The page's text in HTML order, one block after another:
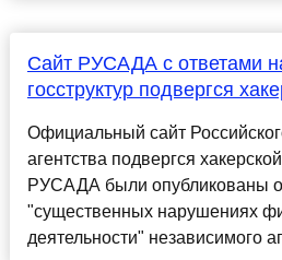
Сайт РУСАДА с ответами
госструктур подвергся
Официальный сайт
агентства подвергся
РУСАДА были опубликованы
"существенных нарушениях
деятельности" независимого